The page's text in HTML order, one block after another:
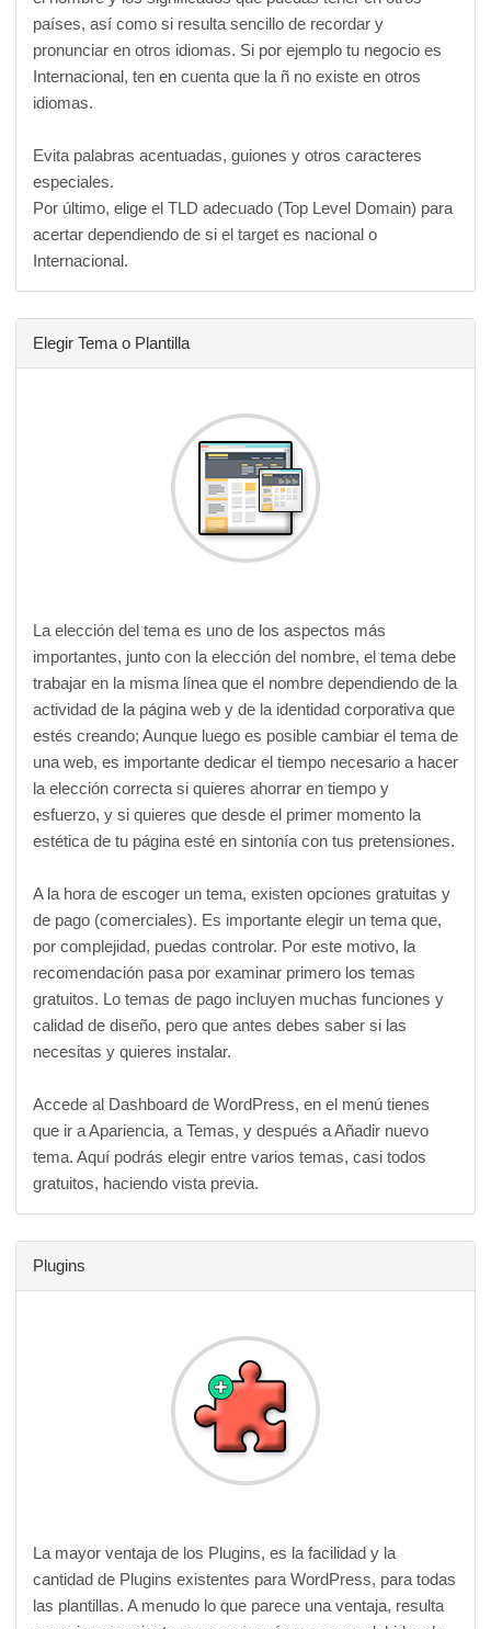
países, así como si resulta sencillo de recordar y
pronunciar en otros idiomas. Si por ejemplo tu negocio es
Internacional, ten en cuenta que la ñ no existe en otros
idiomas.
Evita palabras acentuadas, guiones y otros caracteres
especiales.
Por último, elige el TLD adecuado (Top Level Domain) para
acertar dependiendo de si el target es nacional o
Internacional.
Elegir Tema o Plantilla
La elección del tema es uno de los aspectos más
importantes, junto con la elección del nombre, el tema debe
trabajar en la misma línea que el nombre dependiendo de la
actividad de la página web y de la identidad corporativa que
estés creando; Aunque luego es posible cambiar el tema de
una web, es importante dedicar el tiempo necesario a hacer
la elección correcta si quieres ahorrar en tiempo y
esfuerzo, y si quieres que desde el primer momento la
estética de tu página esté en sintonía con tus pretensiones.
A la hora de escoger un tema, existen opciones gratuitas y
de pago (comerciales). Es importante elegir un tema que,
por complejidad, puedas controlar. Por este motivo, la
recomendación pasa por examinar primero los temas
gratuitos. Lo temas de pago incluyen muchas funciones y
calidad de diseño, pero que antes debes saber si las
necesitas y quieres instalar.
Accede al Dashboard de WordPress, en el menú tienes
que ir a Apariencia, a Temas, y después a Añadir nuevo
tema. Aquí podrás elegir entre varios temas, casi todos
gratuitos, haciendo vista previa.
Plugins
La mayor ventaja de los Plugins, es la facilidad y la
cantidad de Plugins existentes para WordPress, para todas
las plantillas. A menudo lo que parece una ventaja, resulta